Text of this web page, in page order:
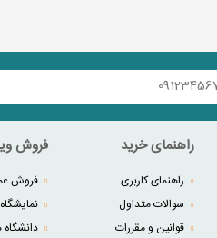
راهنمای خرید
راهنمای کاربری
سوالات متداول
قوانین و مقررات
فروش
فروش
دانشگاه